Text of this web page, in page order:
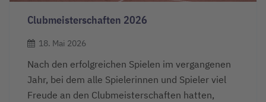
Clubmeisterschaften 2026
18. Mai 2026
Nach den erfolgreichen Spielen im vergangenen
Jahr, bei dem alle Spielerinnen und Spieler viel
Freude an den Clubmeisterschaften hatten,